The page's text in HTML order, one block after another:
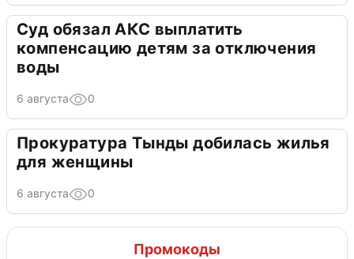
Суд обязал АКС выплатить
компенсацию детям за отключения
воды
6 августа 0
Прокуратура Тынды добилась жилья
для женщины
6 августа 0
Промокоды